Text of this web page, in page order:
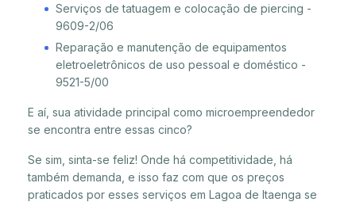
Serviços de tatuagem e colocação de piercing -
9609-2/06
Reparação e manutenção de equipamentos
eletroeletrônicos de uso pessoal e doméstico -
9521-5/00
E aí, sua atividade principal como microempreendedor
se encontra entre essas cinco?
Se sim, sinta-se feliz! Onde há competitividade, há
também demanda, e isso faz com que os preços
praticados por esses serviços em Lagoa de Itaenga se